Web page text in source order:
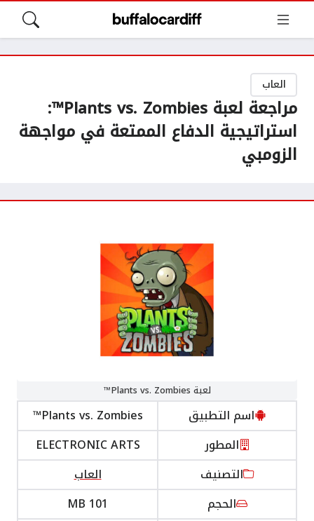
العاب
مراجعة لعبة Plants vs. Zombies™:
استراتيجية الدفاع الممتعة في مواجهة
الزومبي
لعبة Plants vs. Zombies™
اسم التطبيق
Plants vs. Zombies™
المطور
ELECTRONIC ARTS
التصنيف
العاب
الحجم
101 MB